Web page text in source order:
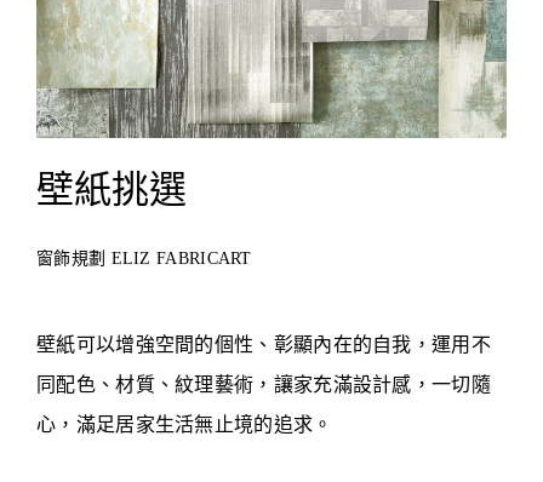
壁紙挑選
窗飾規劃 ELIZ FABRICART
壁紙可以增強空間的個性、彰顯內在的自我，運用不
同配色、材質、紋理藝術，讓家充滿設計感，一切隨
心，滿足居家生活無止境的追求。